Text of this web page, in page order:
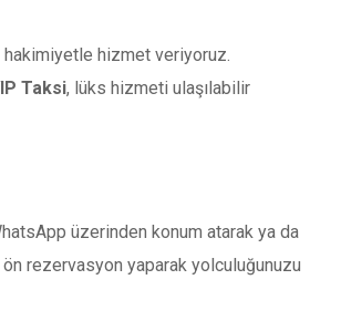
hizmet veriyoruz.
Taksi, lüks hizmeti ulaşılabilir
üzerinden konum atarak ya da
ön rezervasyon yaparak yolculuğunuzu